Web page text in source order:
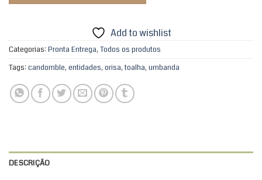
Add to wishlist
Categorias: Pronta Entrega, Todos os produtos
Tags: candomble, entidades, orisa,toalha, umbanda
DESCRIÇÃO